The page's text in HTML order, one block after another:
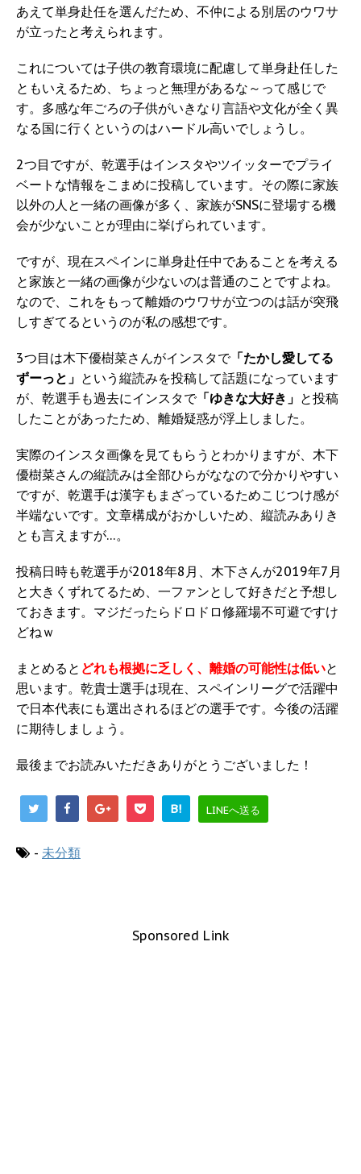
あえて単身赴任を選んだため、不仲による別居のウワサ
が立ったと考えられます。
これについては子供の教育環境に配慮して単身赴任した
ともいえるため、ちょっと無理があるな～って感じで
す。多感な年ごろの子供がいきなり言語や文化が全く異
なる国に行くというのはハードル高いでしょうし。
2つ目ですが、乾選手はインスタやツイッターでプライ
ベートな情報をこまめに投稿しています。その際に家族
以外の人と一緒の画像が多く、家族がSNSに登場する機
会が少ないことが理由に挙げられています。
ですが、現在スペインに単身赴任中であることを考える
と家族と一緒の画像が少ないのは普通のことですよね。
なので、これをもって離婚のウワサが立つのは話が突飛
しすぎてるというのが私の感想です。
3つ目は木下優樹菜さんがインスタで「たかし愛してる
ずーっと」 という縦読みを投稿して話題になっています
が、乾選手も過去にインスタで「ゆきな大好き」 と投稿
したことがあったため、離婚疑惑が浮上しました。
実際のインスタ画像を見てもらうとわかりますが、木下
優樹菜さんの縦読みは全部ひらがななので分かりやすい
ですが、乾選手は漢字もまざっているためこじつけ感が
半端ないです。文章構成がおかしいため、縦読みありき
とも言えますが…。
投稿日時も乾選手が2018年8月、木下さんが2019年7月
と大きくずれてるため、一ファンとして好きだと予想し
ておきます。マジだったらドロドロ修羅場不可避ですけ
どねｗ
まとめると どれも根拠に乏しく、離婚の可能性は低いと
思います。乾貴士選手は現在、スペインリーグで活躍中
で日本代表にも選出されるほどの選手です。今後の活躍
に期待しましょう。
最後までお読みいただきありがとうございました！
B! LINEへ送る
- 未分類
Sponsored Link